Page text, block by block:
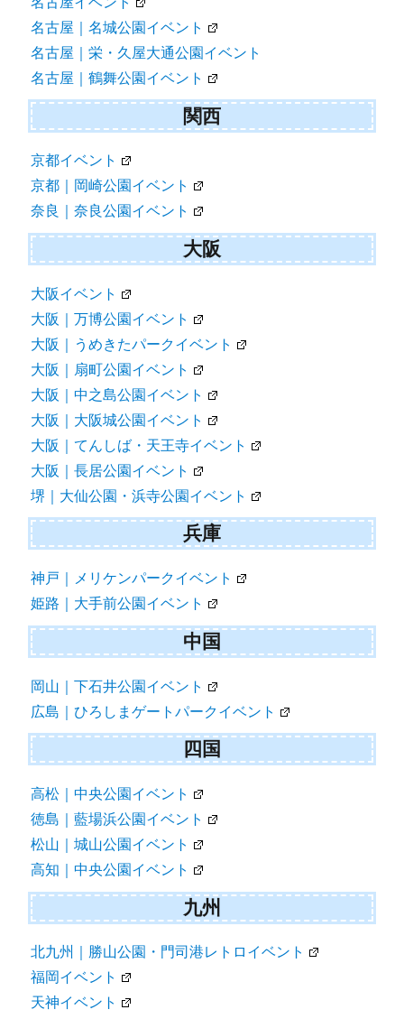
名古屋｜名城公園イベント
名古屋｜栄・久屋大通公園イベント
名古屋｜鶴舞公園イベント
関西
京都イベント
京都｜岡崎公園イベント
奈良｜奈良公園イベント
大阪
大阪イベント
大阪｜万博公園イベント
大阪｜うめきたパークイベント
大阪｜扇町公園イベント
大阪｜中之島公園イベント
大阪｜大阪城公園イベント
大阪｜てんしば・天王寺イベント
大阪｜長居公園イベント
堺｜大仙公園・浜寺公園イベント
兵庫
神戸｜メリケンパークイベント
姫路｜大手前公園イベント
中国
岡山｜下石井公園イベント
広島｜ひろしまゲートパークイベント
四国
高松｜中央公園イベント
徳島｜藍場浜公園イベント
松山｜城山公園イベント
高知｜中央公園イベント
九州
北九州｜勝山公園・門司港レトロイベント
福岡イベント
天神イベント